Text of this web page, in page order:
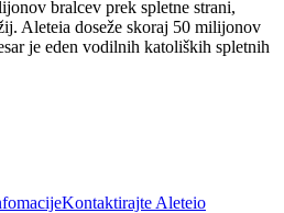
bralcev prek spletne strani,
Aleteia doseže skoraj 50 milijonov
je eden vodilnih katoliških spletnih
Kontaktirajte Aleteio